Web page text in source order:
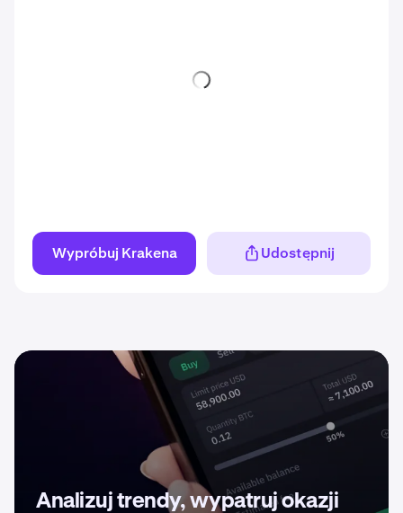
Wypróbuj Krakena Udostępnij
Analizuj trendy, wypatruj okazji